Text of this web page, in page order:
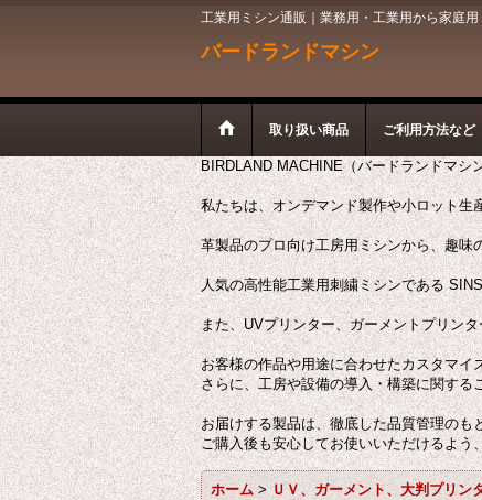
工業用ミシン通販｜業務用・工業用から家
バードランドマシン
取り扱い商品 ご利用方法など
BIRDLAND MACHINE（バードランドマシ
私たちは、オンデマンド製作や小ロット
革製品のプロ向け工房用ミシンから、趣
人気の高性能工業用刺繍ミシンである
また、UVプリンター、ガーメントプリン
お客様の作品や用途に合わせたカスタマ
さらに、工房や設備の導入・構築に関する
お届けする製品は、徹底した品質管理の
ご購入後も安心してお使いいただけるよ
ホーム > ＵＶ、ガーメント、大判プリン